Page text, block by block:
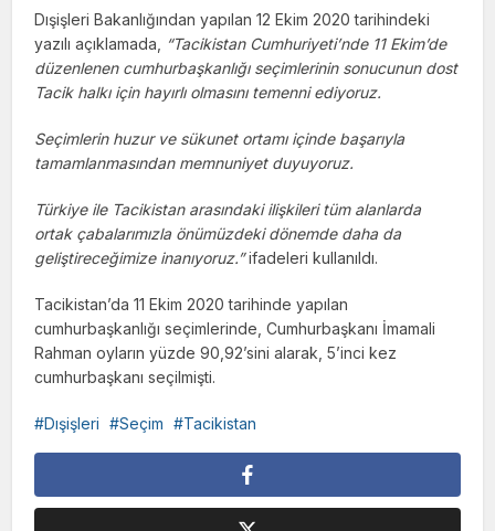
Dışişleri Bakanlığından yapılan 12 Ekim 2020 tarihindeki
yazılı açıklamada,
“Tacikistan Cumhuriyeti’nde 11 Ekim’de
düzenlenen cumhurbaşkanlığı seçimlerinin sonucunun dost
Tacik halkı için hayırlı olmasını temenni ediyoruz.
Seçimlerin huzur ve sükunet ortamı içinde başarıyla
tamamlanmasından memnuniyet duyuyoruz.
Türkiye ile Tacikistan arasındaki ilişkileri tüm alanlarda
ortak çabalarımızla önümüzdeki dönemde daha da
geliştireceğimize inanıyoruz.”ifadeleri kullanıldı.
Tacikistan’da 11 Ekim 2020 tarihinde yapılan
cumhurbaşkanlığı seçimlerinde, Cumhurbaşkanı İmamali
Rahman oyların yüzde 90,92’sini alarak, 5’inci kez
cumhurbaşkanı seçilmişti.
Dışişleri Seçim Tacikistan